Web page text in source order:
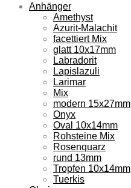
Anhänger
Amethyst
Azurit-Malachit
facettiert Mix
glatt 10x17mm
Labradorit
Lapislazuli
Larimar
Mix
modern 15x27mm
Onyx
Oval 10x14mm
Rohsteine Mix
Rosenquarz
rund 13mm
Tropfen 10x14mm
Tuerkis